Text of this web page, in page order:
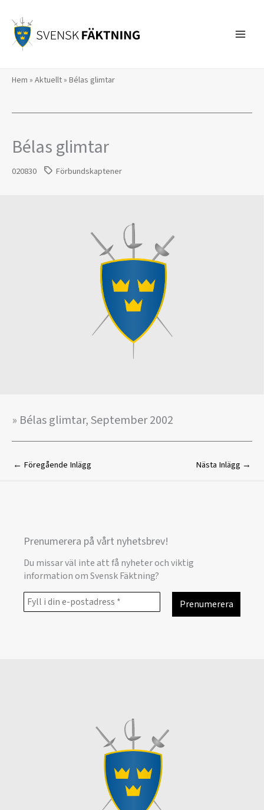
innehåll
Hem » Aktuellt» Bélas glimtar
Bélas glimtar
020830 Förbundskaptener
» Bélas glimtar, September 2002
← Föregående Inlägg Nästa Inlägg →
Prenumerera på vårt nyhetsbrev!
Du missar väl inte att få nyheter och viktig
information om Svensk Fäktning?